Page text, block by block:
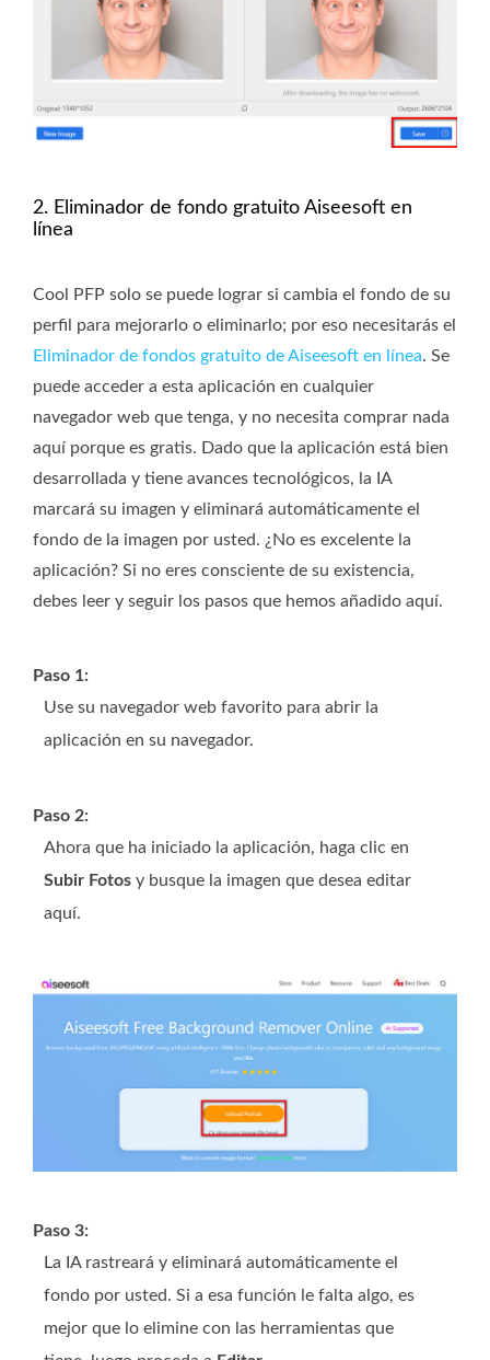
2. Eliminador de fondo gratuito Aiseesoft en
línea
Cool PFP solo se puede lograr si cambia el fondo de su
perfil para mejorarlo o eliminarlo; por eso necesitarás el
Eliminador de fondos gratuito de Aiseesoft en línea. Se
puede acceder a esta aplicación en cualquier
navegador web que tenga, y no necesita comprar nada
aquí porque es gratis. Dado que la aplicación está bien
desarrollada y tiene avances tecnológicos, la IA
marcará su imagen y eliminará automáticamente el
fondo de la imagen por usted. ¿No es excelente la
aplicación? Si no eres consciente de su existencia,
debes leer y seguir los pasos que hemos añadido aquí.
Paso 1:
Use su navegador web favorito para abrir la
aplicación en su navegador.
Paso 2:
Ahora que ha iniciado la aplicación, haga clic en
Subir Fotos y busque la imagen que desea editar
aquí.
Paso 3:
La IA rastreará y eliminará automáticamente el
fondo por usted. Si a esa función le falta algo, es
mejor que lo elimine con las herramientas que